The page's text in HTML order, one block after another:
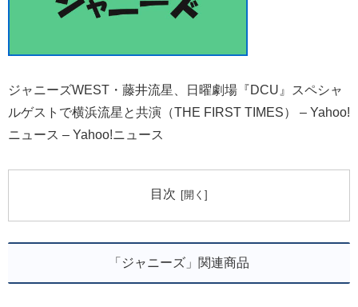
ジャニーズWEST・藤井流星、日曜劇場『DCU』スペシャ
ルゲストで横浜流星と共演（THE FIRST TIMES） – Yahoo!
ニュース – Yahoo!ニュース
目次
「ジャニーズ」関連商品